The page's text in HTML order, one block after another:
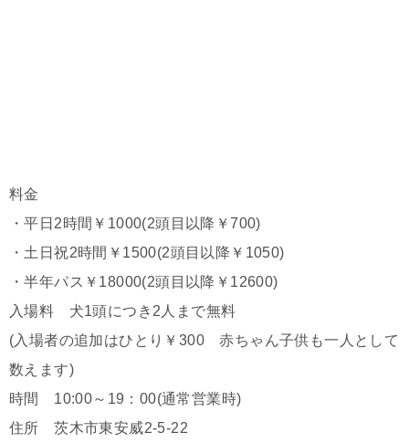
料金
・平日2時間￥1000(2頭目以降￥700)
・土日祝2時間￥1500(2頭目以降￥1050)
・半年パス￥18000(2頭目以降￥12600)
入場料 犬1頭につき2人まで無料
(入場者の追加はひとり￥300 赤ちゃん子供も一人として
数えます)
時間 10:00～19：00(通常営業時)
住所 茨木市東安威2-5-22